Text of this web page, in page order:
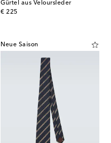
Gürtel aus Veloursleder
€ 225
original price
Neue Saison